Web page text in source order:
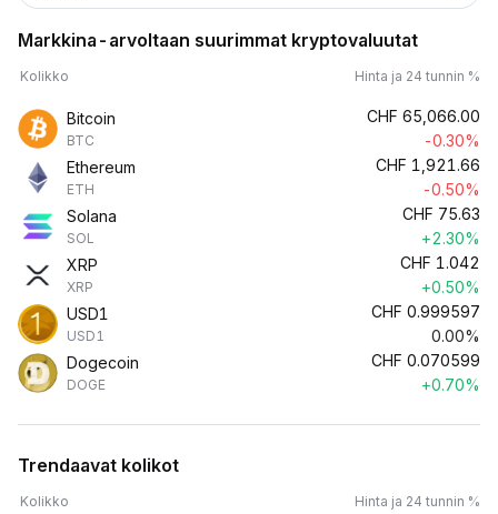
Markkina-arvoltaan suurimmat kryptovaluutat
Kolikko Hinta ja 24 tunnin %
Bitcoin
BTC
CHF 65,066.00
-0.30%
Ethereum
ETH
CHF 1,921.66
-0.50%
Solana
SOL
CHF 75.63
+2.30%
XRP
XRP
CHF 1.042
+0.50%
USD1
USD1
CHF 0.999597
0.00%
Dogecoin
DOGE
CHF 0.070599
+0.70%
Trendaavat kolikot
Kolikko Hinta ja 24 tunnin %